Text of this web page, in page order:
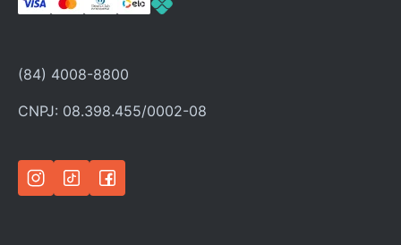
Ofertas
Política de privacidade
(84) 4008-8800
CNPJ: 08.398.455/0002-08